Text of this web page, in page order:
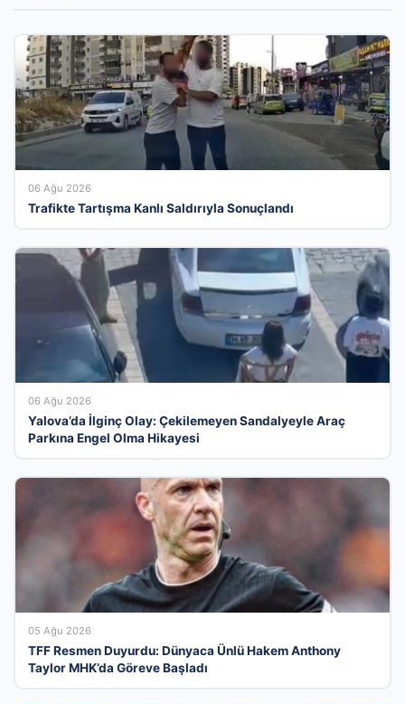
06 Ağu 2026
Trafikte Tartışma Kanlı Saldırıyla Sonuçlandı
06 Ağu 2026
Yalova’da İlginç Olay: Çekilemeyen Sandalyeyle Araç
Parkına Engel Olma Hikayesi
05 Ağu 2026
TFF Resmen Duyurdu: Dünyaca Ünlü Hakem Anthony
Taylor MHK’da Göreve Başladı